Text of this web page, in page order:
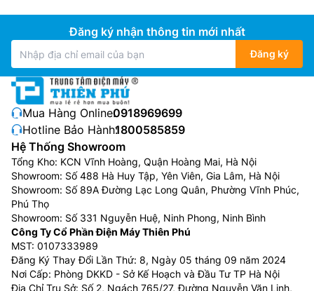
Đăng ký nhận thông tin mới nhất
Đăng ký
Mua Hàng Online:0918969699
Hotline Bảo Hành:1800585859
Hệ Thống Showroom
Tổng Kho: KCN Vĩnh Hoàng, Quận Hoàng Mai, Hà Nội
Showroom: Số 488 Hà Huy Tập, Yên Viên, Gia Lâm, Hà Nội
Showroom: Số 89A Đường Lạc Long Quân, Phường Vĩnh Phúc,
Phú Thọ
Showroom: Số 331 Nguyễn Huệ, Ninh Phong, Ninh Bình
Công Ty Cổ Phần Điện Máy Thiên Phú
MST: 0107333989
Đăng Ký Thay Đổi Lần Thứ: 8, Ngày 05 tháng 09 năm 2024
Nơi Cấp: Phòng DKKD - Sở Kế Hoạch và Đầu Tư TP Hà Nội
Địa Chỉ Trụ Sở: Số 2, Ngách 765/27, Đường Nguyễn Văn Linh,